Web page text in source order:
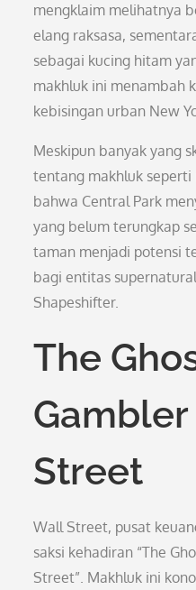
mengklaim melihatnya
elang raksasa,
sebagai kucing hitam
makhluk ini menambah
kebisingan urban New
Meskipun banyak yang
tentang makhluk
bahwa Central Park
yang belum terungkap
taman menjadi potensi
bagi entitas
Shapeshifter.
The
Street
Wall Street, pusat
saksi kehadiran “The
Street”. Makhluk ini